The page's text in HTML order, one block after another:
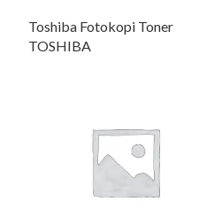
Toshiba Fotokopi Toner
TOSHIBA